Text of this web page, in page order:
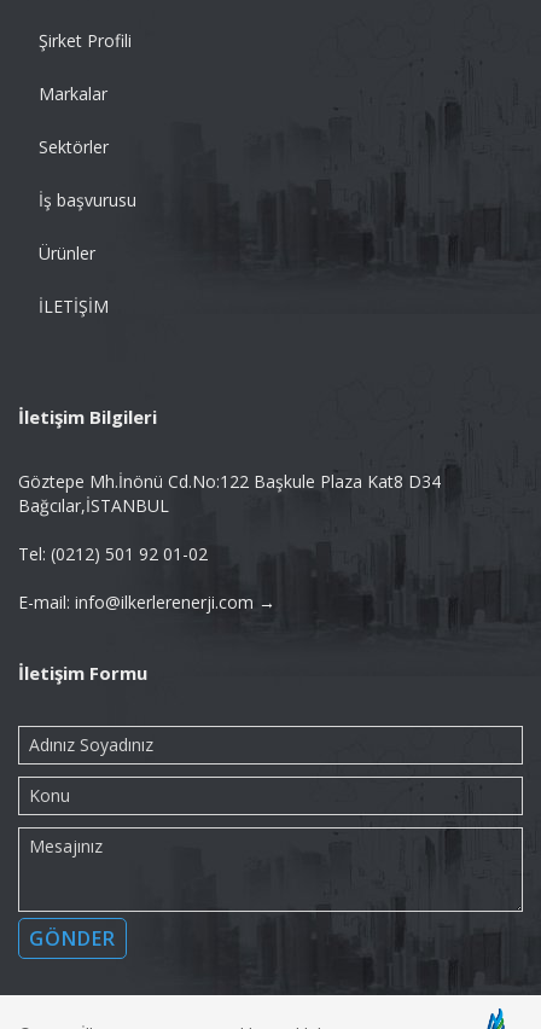
Şirket Profili
Markalar
Sektörler
İş başvurusu
Ürünler
İLETİŞİM
İletişim Bilgileri
Göztepe Mh.İnönü Cd.No:122 Başkule Plaza Kat8 D34
Bağcılar,İSTANBUL
Tel: (0212) 501 92 01-02
E-mail: info@ilkerlerenerji.com →
İletişim Formu